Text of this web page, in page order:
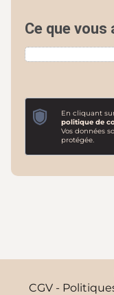
Ce que vous
En cliquant
politique de
Vos données
protégée.
CGV -